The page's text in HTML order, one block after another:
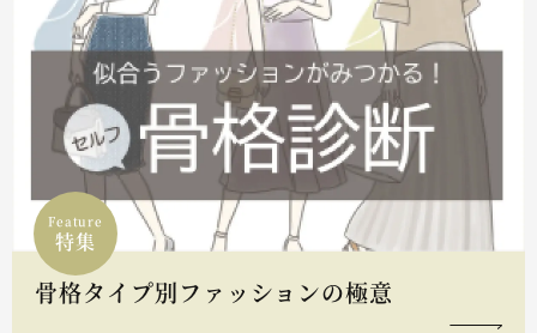
Feature
特集
骨格タイプ別ファッションの極意